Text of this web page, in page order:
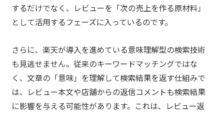
するだけでなく、レビューを「次の売上を作る原材料」
として活用するフェーズに入っているのです。
さらに、楽天が導入を進めている意味理解型の検索技術
も見逃せません。従来のキーワードマッチングではな
く、文章の「意味」を理解して検索結果を返す仕組みで
は、レビュー本文や店舗からの返信コメントも検索結果
に影響を与える可能性があります。これは、レビュー返